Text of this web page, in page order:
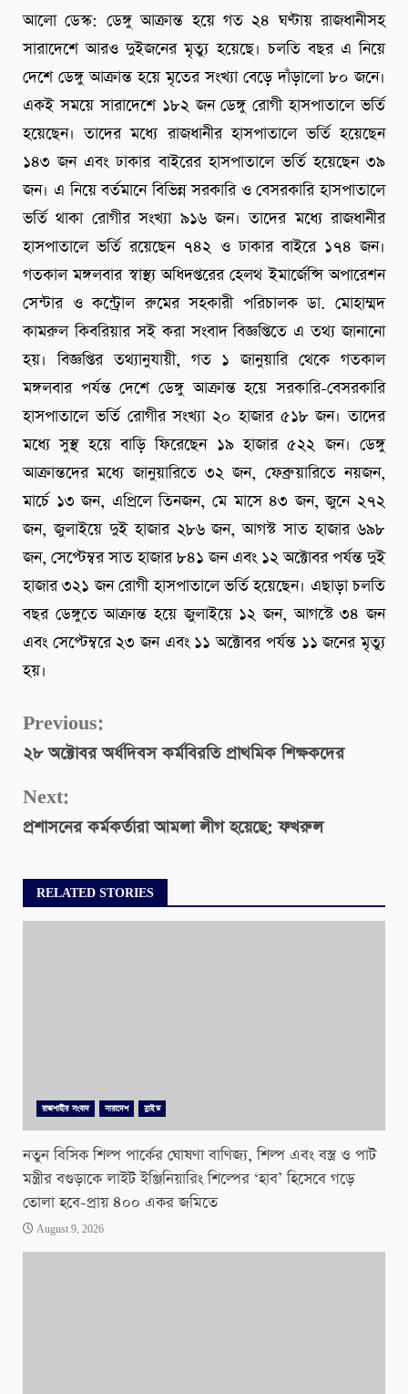
আলো ডেস্ক: ডেঙ্গু আক্রান্ত হয়ে গত ২৪ ঘণ্টায় রাজধানীসহ
সারাদেশে আরও দুইজনের মৃত্যু হয়েছে। চলতি বছর এ নিয়ে
দেশে ডেঙ্গু আক্রান্ত হয়ে মৃতের সংখ্যা বেড়ে দাঁড়ালো ৮০ জনে।
একই সময়ে সারাদেশে ১৮২ জন ডেঙ্গু রোগী হাসপাতালে ভর্তি
হয়েছেন। তাদের মধ্যে রাজধানীর হাসপাতালে ভর্তি হয়েছেন
১৪৩ জন এবং ঢাকার বাইরের হাসপাতালে ভর্তি হয়েছেন ৩৯
জন। এ নিয়ে বর্তমানে বিভিন্ন সরকারি ও বেসরকারি হাসপাতালে
ভর্তি থাকা রোগীর সংখ্যা ৯১৬ জন। তাদের মধ্যে রাজধানীর
হাসপাতালে ভর্তি রয়েছেন ৭৪২ ও ঢাকার বাইরে ১৭৪ জন।
গতকাল মঙ্গলবার স্বাস্থ্য অধিদপ্তরের হেলথ ইমার্জেন্সি অপারেশন
সেন্টার ও কন্ট্রোল রুমের সহকারী পরিচালক ডা. মোহাম্মদ
কামরুল কিবরিয়ার সই করা সংবাদ বিজ্ঞপ্তিতে এ তথ্য জানানো
হয়। বিজ্ঞপ্তির তথ্যানুযায়ী, গত ১ জানুয়ারি থেকে গতকাল
মঙ্গলবার পর্যন্ত দেশে ডেঙ্গু আক্রান্ত হয়ে সরকারি-বেসরকারি
হাসপাতালে ভর্তি রোগীর সংখ্যা ২০ হাজার ৫১৮ জন। তাদের
মধ্যে সুস্থ হয়ে বাড়ি ফিরেছেন ১৯ হাজার ৫২২ জন। ডেঙ্গু
আক্রান্তদের মধ্যে জানুয়ারিতে ৩২ জন, ফেব্রুয়ারিতে নয়জন,
মার্চে ১৩ জন, এপ্রিলে তিনজন, মে মাসে ৪৩ জন, জুনে ২৭২
জন, জুলাইয়ে দুই হাজার ২৮৬ জন, আগস্ট সাত হাজার ৬৯৮
জন, সেপ্টেম্বর সাত হাজার ৮৪১ জন এবং ১২ অক্টোবর পর্যন্ত দুই
হাজার ৩২১ জন রোগী হাসপাতালে ভর্তি হয়েছেন। এছাড়া চলতি
বছর ডেঙ্গুতে আক্রান্ত হয়ে জুলাইয়ে ১২ জন, আগস্টে ৩৪ জন
এবং সেপ্টেম্বরে ২৩ জন এবং ১১ অক্টোবর পর্যন্ত ১১ জনের মৃত্যু
হয়।
Continue
Reading
Previous:
২৮ অক্টোবর অর্ধদিবস কর্মবিরতি প্রাথমিক শিক্ষকদের
Next:
প্রশাসনের কর্মকর্তারা আমলা লীগ হয়েছে: ফখরুল
RELATED STORIES
রাজশাহীর সংবাদ সারাদেশ স্লাইড
নতুন বিসিক শিল্প পার্কের ঘোষণা বাণিজ্য, শিল্প এবং বস্ত্র ও পাট
মন্ত্রীর বগুড়াকে লাইট ইঞ্জিনিয়ারিং শিল্পের ‘হাব’ হিসেবে গড়ে
তোলা হবে-প্রায় ৪০০ একর জমিতে
August 9, 2026